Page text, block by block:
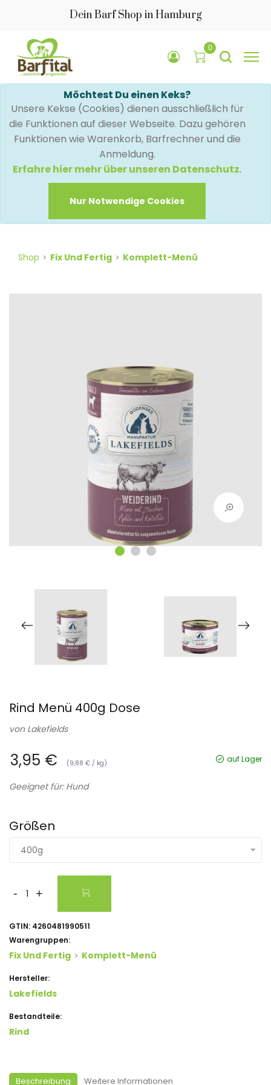
Dein Barf Shop in Hamburg
0
Möchtest Du einen Keks?
Unsere Kekse (Cookies) dienen ausschließlich für
die Funktionen auf dieser Webseite. Dazu gehören
Funktionen wie Warenkorb, Barfrechner und die
Anmeldung.
Erfahre hier mehr über unseren Datenschutz.
Nur Notwendige Cookies
Shop Fix Und Fertig Komplett-Menü
Rind Menü 400g Dose
von Lakefields
3,95 € (9,88 € / kg) auf Lager
Geeignet für: Hund
Größen
400g
- +
GTIN: 4260481990511
Warengruppen:
Fix Und Fertig Komplett-Menü
Hersteller:
Lakefields
Bestandteile:
Rind
Beschreibung Weitere Informationen